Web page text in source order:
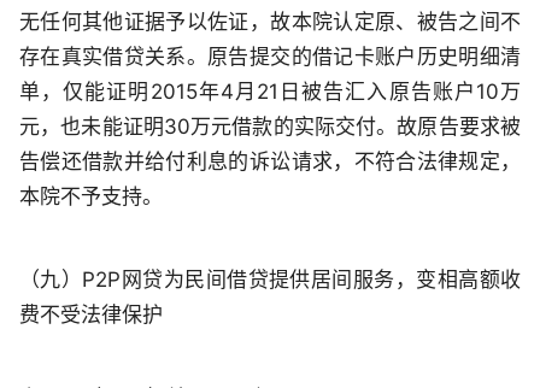
无任何其他证据予以佐证，故本院认定原、被告之间不
存在真实借贷关系。原告提交的借记卡账户历史明细清
单，仅能证明2015年4月21日被告汇入原告账户10万
元，也未能证明30万元借款的实际交付。故原告要求被
告偿还借款并给付利息的诉讼请求，不符合法律规定，
本院不予支持。
（九）P2P网贷为民间借贷提供居间服务，变相高额收
费不受法律保护